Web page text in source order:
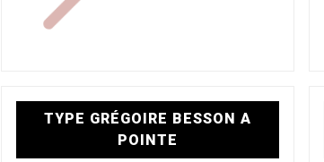
TYPE GRÉGOIRE BESSON A
POINTE